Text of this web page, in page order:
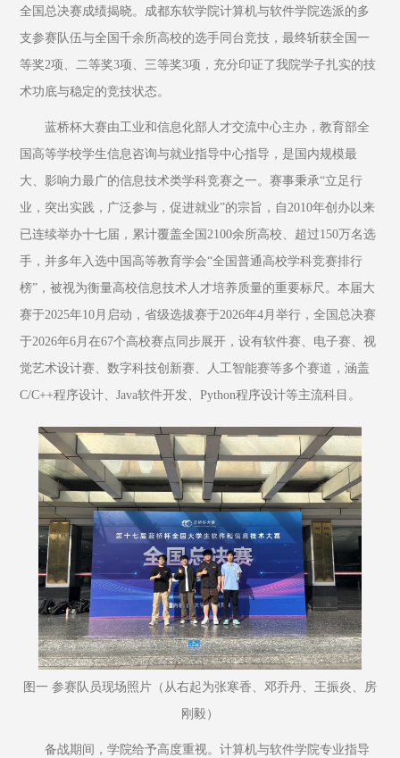
全国总决赛成绩揭晓。成都东软学院计算机与软件学院选派的多
支参赛队伍与全国千余所高校的选手同台竞技，最终斩获全国一
等奖2项、二等奖3项、三等奖3项，充分印证了我院学子扎实的技
术功底与稳定的竞技状态。
蓝桥杯大赛由工业和信息化部人才交流中心主办，教育部全
国高等学校学生信息咨询与就业指导中心指导，是国内规模最
大、影响力最广的信息技术类学科竞赛之一。赛事秉承“立足行
业，突出实践，广泛参与，促进就业”的宗旨，自2010年创办以来
已连续举办十七届，累计覆盖全国2100余所高校、超过150万名选
手，并多年入选中国高等教育学会“全国普通高校学科竞赛排行
榜”，被视为衡量高校信息技术人才培养质量的重要标尺。本届大
赛于2025年10月启动，省级选拔赛于2026年4月举行，全国总决赛
于2026年6月在67个高校赛点同步展开，设有软件赛、电子赛、视
觉艺术设计赛、数字科技创新赛、人工智能赛等多个赛道，涵盖
C/C++程序设计、Java软件开发、Python程序设计等主流科目。
图一 参赛队员现场照片（从右起为张寒香、邓乔丹、王振炎、房
刚毅）
备战期间，学院给予高度重视。计算机与软件学院专业指导